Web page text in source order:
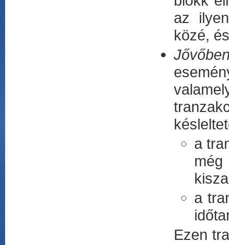
az
közé,
a
a
Ezen